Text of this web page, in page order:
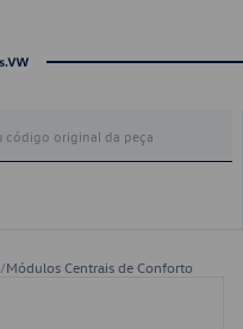
/Módulos Centrais de Conforto